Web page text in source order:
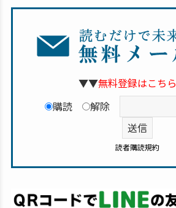
▼▼無料登録はこちら
購読
解除
読者購読規約